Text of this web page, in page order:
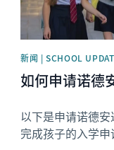
新闻 | SCHOOL
如何申请诺德
以下是申请诺德
完成孩子的入学申